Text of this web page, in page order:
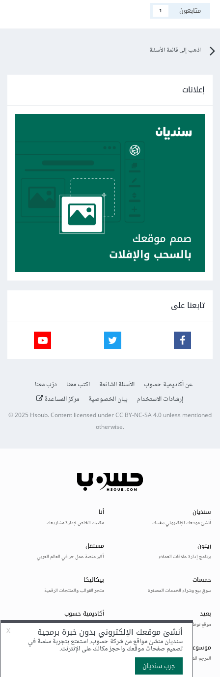
متابعون
1
اذهب إلى قائمة الأسئلة
إعلانات
تابعنا على
عن أكاديمية حسوب الأسئلة الشائعة اكتب معنا
درّب معنا
إرشادات الاستخدام
بيان الخصوصية مركز المساعدة
© 2025Hsoub.Content licensed underCC BY-NC-SA 4.0unless mentioned
otherwise.